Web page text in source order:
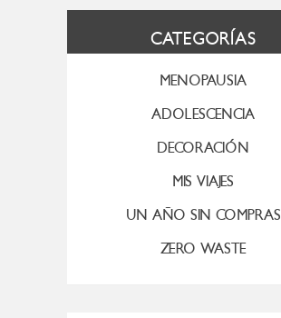
CATEGORÍAS
MENOPAUSIA
ADOLESCENCIA
DECORACIÓN
MIS VIAJES
UN AÑO SIN COMPRAS
ZERO WASTE